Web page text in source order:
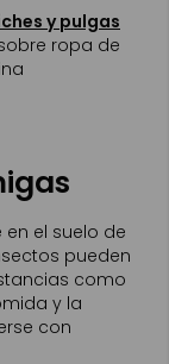
y pulgas
ropa de
el suelo de
pueden
como
y la
con